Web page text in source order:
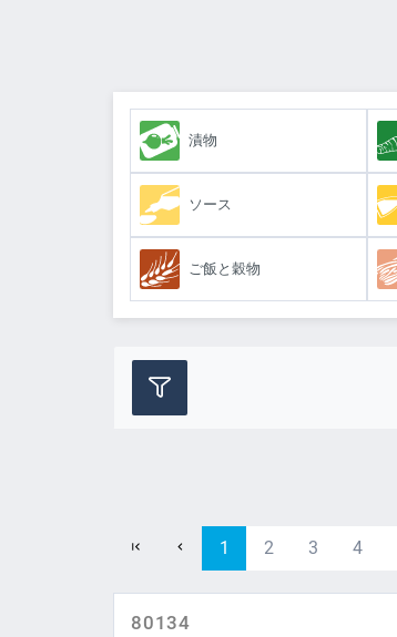
漬物
ソース
ご飯と穀物
生息地
Page
1 Page
2 Page
3 Page
4
80134